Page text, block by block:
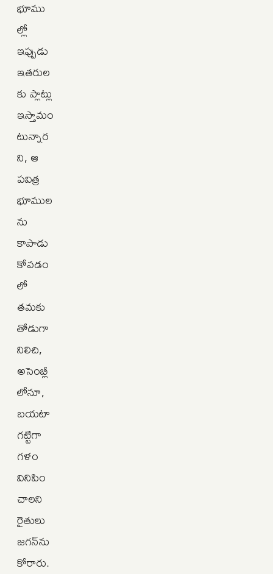
భూము
ల్లో
ఇప్పుడు
ఇతరుల
కు ప్లాట్లు
ఇస్తామం
టున్నార
ని, ఆ
పవిత్ర
భూముల
ను
కాపాడు
కోవడం
లో
తమకు
తోడుగా
నిలిచి,
అసెంబ్లీ
లోనూ,
బయటా
గట్టిగా
గళం
వినిపిం
చాలని
రైతులు
జగన్‌ను
కోరారు.